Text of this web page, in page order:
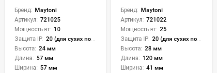
Бренд: Maytoni
Артикул: 721025
Мощность вт: 10
Защита IP: 20 (для сухих пом.)
Высота: 24 мм
Длина: 57 мм
Ширина: 57 мм
Бренд: Maytoni
Артикул: 721022
Мощность вт: 25
Защита IP: 20 (для сухих пом.)
Высота: 28 мм
Длина: 120 мм
Ширина: 41 мм